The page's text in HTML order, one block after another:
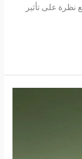
على تأثير